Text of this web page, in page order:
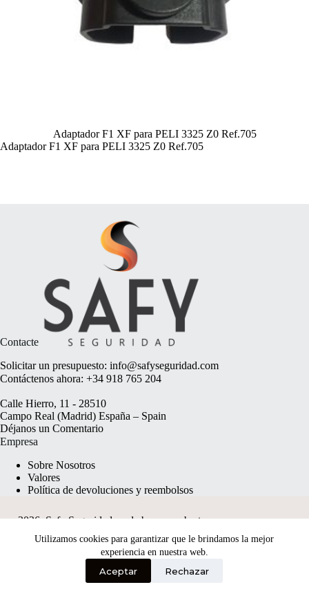
Utilizamos cookies para garantizar que le brindamos la mejor
experiencia en nuestra web.
Aceptar Rechazar
Adaptador F1 XF para PELI 3325 Z0 Ref.705
Adaptador F1 XF para PELI 3325 Z0 Ref.705
Contacte
Solicitar un presupuesto: info@safyseguridad.com
Contáctenos ahora: +34 918 765 204
Calle Hierro, 11 - 28510
Campo Real (Madrid) España – Spain
Déjanos un Comentario
Empresa
Sobre Nosotros
Valores
Política de devoluciones y reembolsos
2026, Safy Seguridad made byanyweb.pt